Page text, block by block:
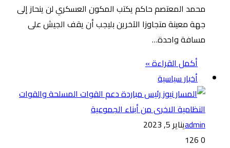
محمد المعتصم حاكم يكتب المكون العسكري لن ينحاز إلى
جهة معينة متجاوزا الآخرين بليجب أن يقف الجيش على
مسافة واحدة…
أكمل القراءة »
أخبار سياسية
adminيناير 5, 2023
0